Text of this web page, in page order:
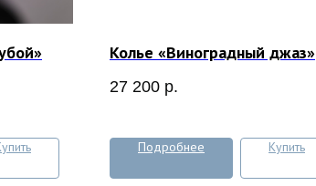
Колье «Виноградный джаз»
27 200 р.
Подробнее Купить